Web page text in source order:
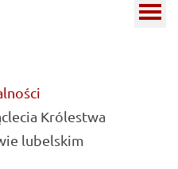
Królestwa
lubelskim